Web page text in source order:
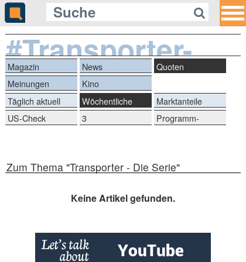
#Transporter-
DieSerie
Magazin News
Quoten
Meinungen
Kino
Täglich aktuell
Wöchentliche
Reihen
Marktanteile
US-Check
3
Programm-
Zum Thema "Transporter - Die Serie"
Keine Artikel gefunden.